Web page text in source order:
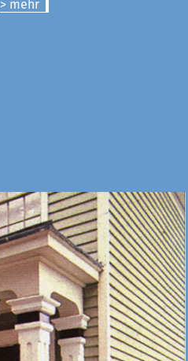
> mehr